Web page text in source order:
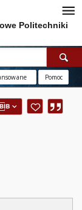
Politechniki
Pomoc